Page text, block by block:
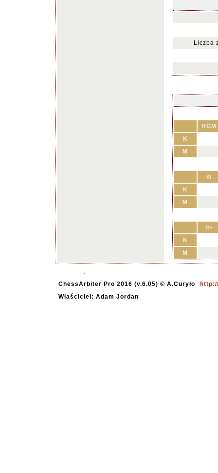
Liczba
HGM
K
M
m
K
M
II+
K
M
ChessArbiter Pro 2016 (v.6.05) © A.Curyło
Właściciel: Adam Jordan